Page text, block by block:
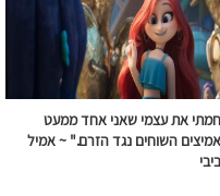
את עצמי שאני אחד ממעט
השוחים נגדהזרם." ~ אמיל